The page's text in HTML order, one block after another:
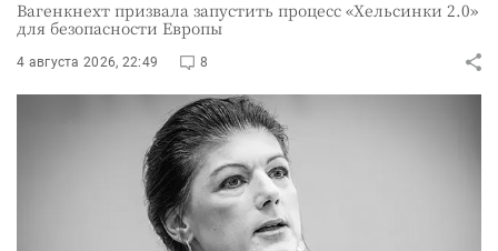
Вагенкнехт призвала запустить процесс «Хельсинки 2.0»
для безопасности Европы
4 августа 2026, 22:49 8